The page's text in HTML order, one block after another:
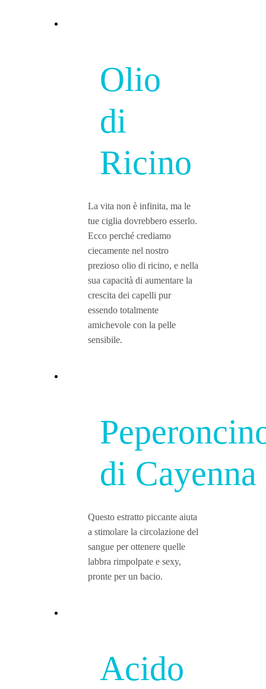
Olio
di
Ricino
La vita non è infinita, ma le
tue ciglia dovrebbero esserlo.
Ecco perché crediamo
ciecamente nel nostro
prezioso olio di ricino, e nella
sua capacità di aumentare la
crescita dei capelli pur
essendo totalmente
amichevole con la pelle
sensibile.
di Cayenna
Questo estratto piccante aiuta
a stimolare la circolazione del
sangue per ottenere quelle
labbra rimpolpate e sexy,
pronte per un bacio.
Acido